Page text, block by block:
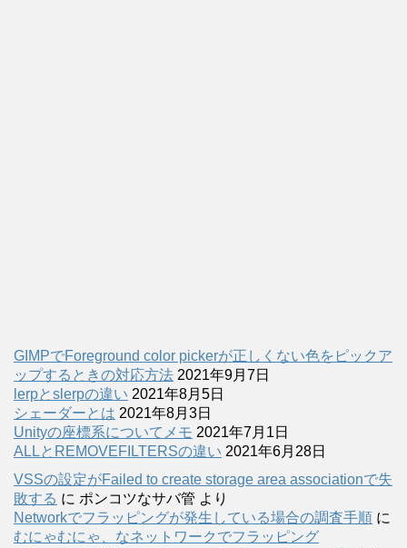
GIMPでForeground color pickerが正しくない色をピックア
ップするときの対応方法 2021年9月7日
lerpとslerpの違い 2021年8月5日
シェーダーとは 2021年8月3日
Unityの座標系についてメモ 2021年7月1日
ALLとREMOVEFILTERSの違い 2021年6月28日
VSSの設定がFailed to create storage area associationで失
敗する に ポンコツなサバ管 より
Networkでフラッピングが発生している場合の調査手順 に
むにゃむにゃ、なネットワークでフラッピング